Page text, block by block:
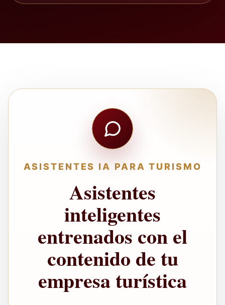
ASISTENTES IA PARA TURISMO
Asistentes
inteligentes
entrenados con el
contenido de tu
empresa turística